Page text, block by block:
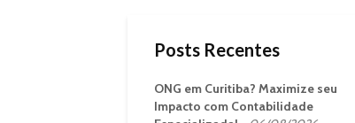
Posts Recentes
ONG em Curitiba? Maximize seu
Impacto com Contabilidade